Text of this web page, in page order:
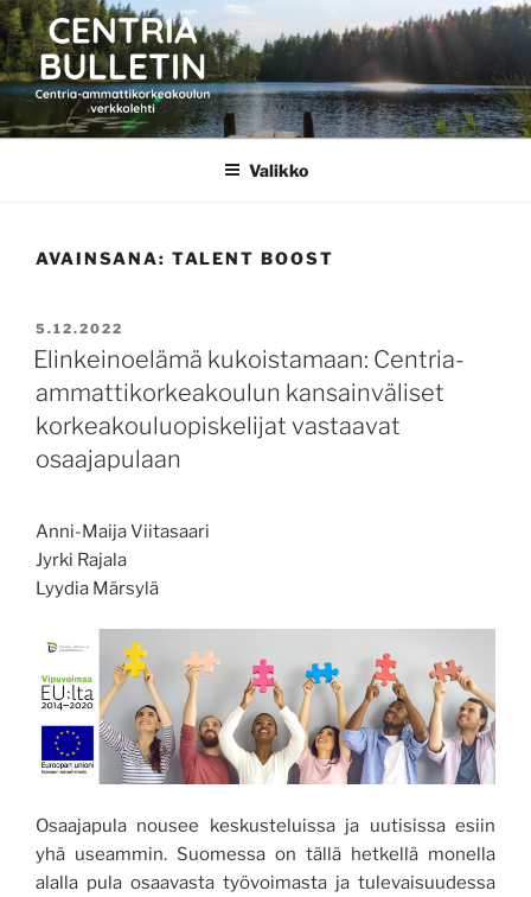
Siirry
sisältöön
CENTRIA BULLETIN
Valikko
AVAINSANA: TALENT BOOST
JULKAISTU
5.12.2022
Elinkeinoelämä kukoistamaan: Centria-
ammattikorkeakoulun kansainväliset
korkeakouluopiskelijat vastaavat
osaajapulaan
Anni-Maija Viitasaari
Jyrki Rajala
Lyydia Märsylä
Osaajapula nousee keskusteluissa ja uutisissa esiin
yhä useammin. Suomessa on tällä hetkellä monella
alalla pula osaavasta työvoimasta ja tulevaisuudessa